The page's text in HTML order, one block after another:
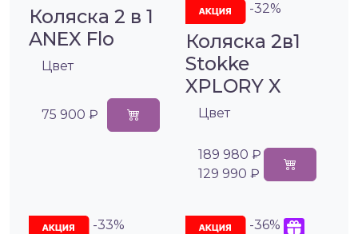
Коляска 2 в 1
ANEX Flo
Цвет
75 900 ₽
-32%
Коляска 2в1
Stokke
XPLORY X
Цвет
189 980 ₽
129 990 ₽
-33% -36%